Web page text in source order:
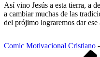
Así vino Jesús a esta tierra, a
a cambiar muchas de las
del prójimo lograremos dar ese
Comic Motivacional Cristiano -